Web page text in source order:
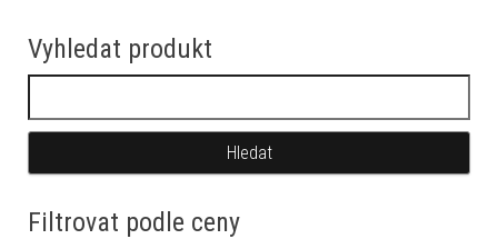
Vyhledat produkt
Filtrovat podle ceny